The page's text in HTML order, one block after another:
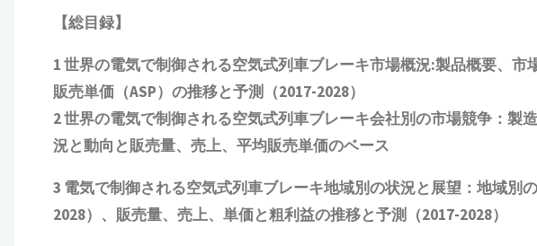
【総目録】
1 世界の電気で制御される空気式列車ブレーキ市場概況:製品概要、市
販売単価（ASP）の推移と予測
（2017-2028）
2 世界の電気で制御される空気式列車ブレーキ会社別の市場競争：製
況と動向 と販売量、売上、平均販売単価のベース
3 電気で制御される空気式列車ブレーキ地域別の状況と展望：地域別
2028）、販売量、売上、単価と粗利益の推移と予測（2017-2028）